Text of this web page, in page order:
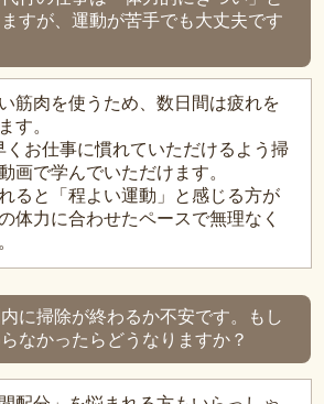
すが、運動が苦手でも大丈夫です
筋肉を使うため、数日間は疲れを
す。
くお仕事に慣れていただけるよう掃
画で学んでいただけます。
ると「程よい運動」と感じる方が
体力に合わせたペースで無理なく
に掃除が終わるか不安です。もし
なかったらどうなりますか？